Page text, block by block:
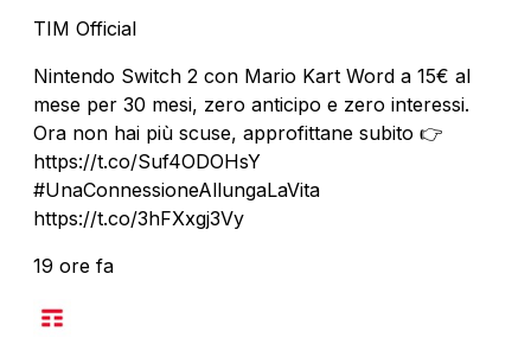
TIM Official
Nintendo Switch 2 con Mario Kart Word a 15€ al
mese per 30 mesi, zero anticipo e zero interessi.
Ora non hai più scuse, approfittane subito 👉
https://t.co/Suf4ODOHsY
#UnaConnessioneAllungaLaVita
https://t.co/3hFXxgj3Vy
19 ore fa